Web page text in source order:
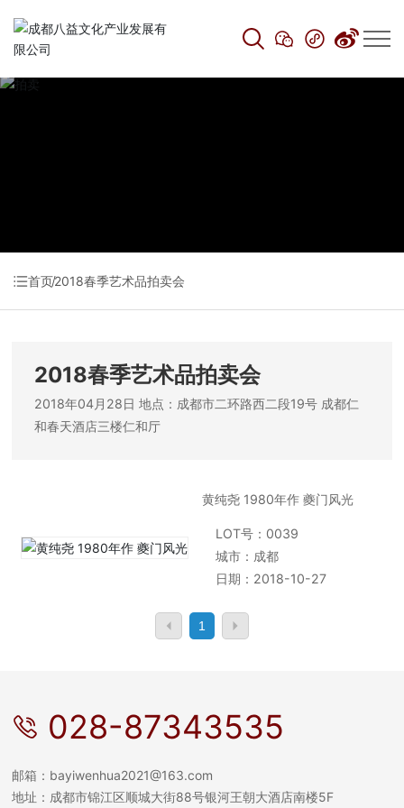
拍卖
首页2018春季艺术品拍卖会
2018春季艺术品拍卖会
2018年04月28日 地点：成都市二环路西二段19号 成都仁
和春天酒店三楼仁和厅
黄纯尧 1980年作 夔门风光
LOT号：0039
城市：成都
日期：2018-10-27
1
028-87343535
邮箱： bayiwenhua2021@163.com
地址：成都市锦江区顺城大街88号银河王朝大酒店南楼5F